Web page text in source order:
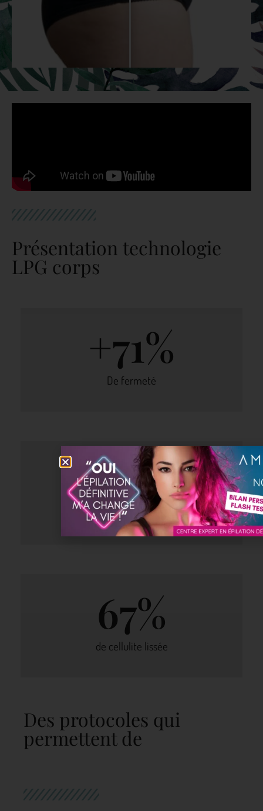
Présentation technologie
LPG corps
De fermeté
+71%
De tour de taille
-5.2cm
de cellulite lissée
67%
Des protocoles qui
permettent de